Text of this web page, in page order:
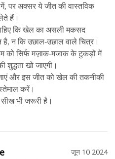
पर अक्सर ये जीत की वास्तविक
हैं।
कि खेल का असली मकसद
है, न कि उछाल‑उछाल वाले चित्र।
को सिर्फ मज़ाक‑मजाक के टुकड़ों में
खो जाएगी।
और इस जीत को खेल की तकनीकी
करें।
सीख भी जरूरी है।
जून 10 2024